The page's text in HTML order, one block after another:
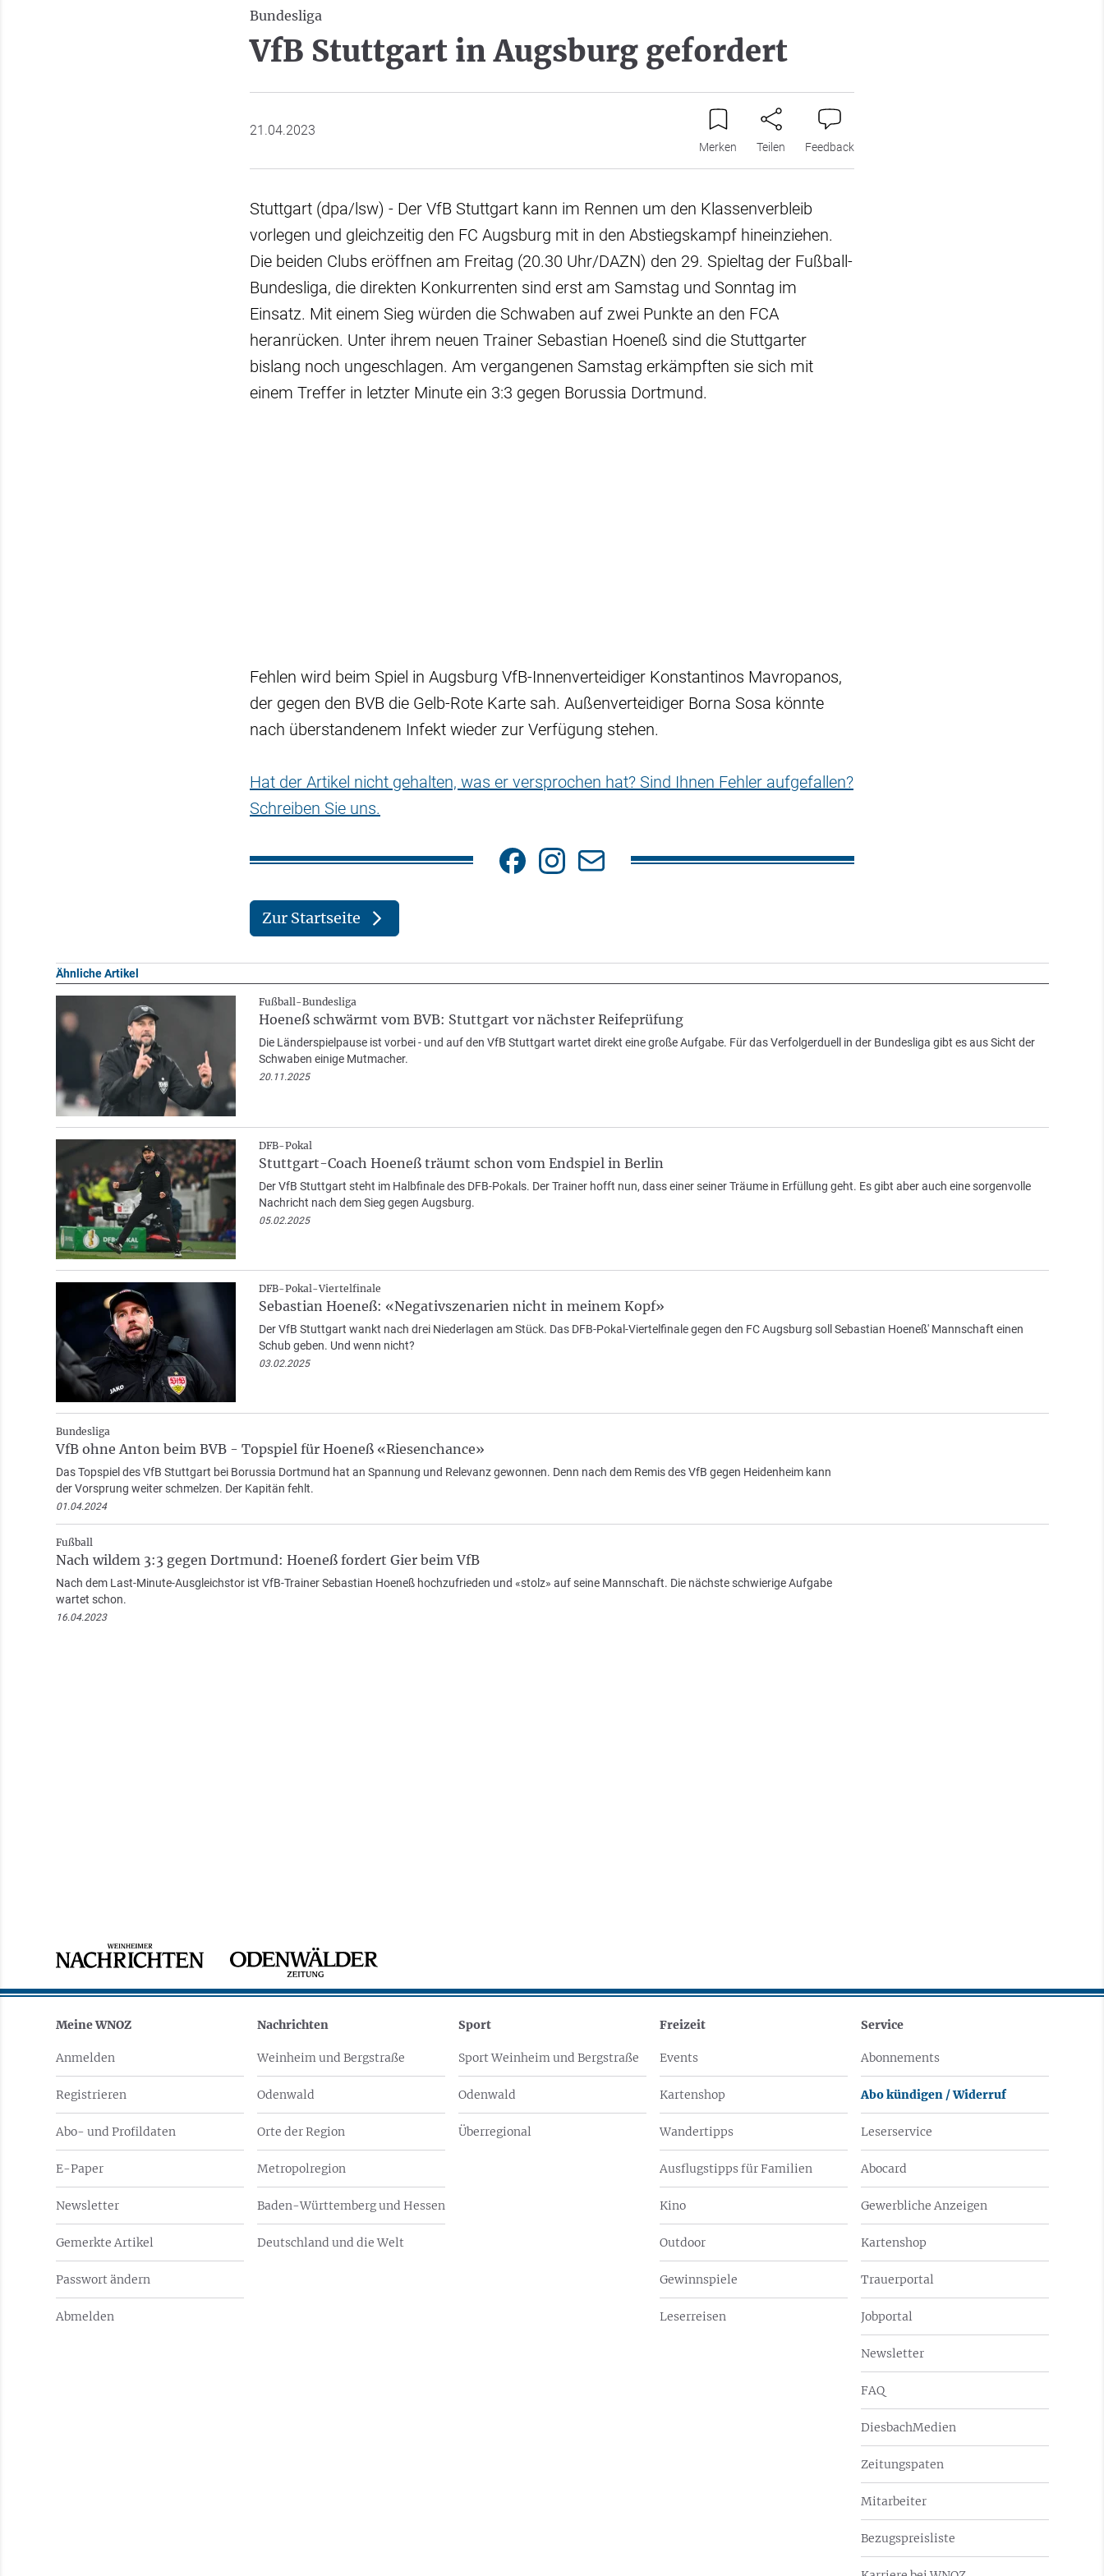
Bundesliga
VfB Stuttgart in Augsburg gefordert
21.04.2023
Merken Teilen Feedback
Stuttgart (dpa/lsw) - Der VfB Stuttgart kann im Rennen um den Klassenverbleib
vorlegen und gleichzeitig den FC Augsburg mit in den Abstiegskampf hineinziehen.
Die beiden Clubs eröffnen am Freitag (20.30 Uhr/DAZN) den 29. Spieltag der Fußball-
Bundesliga, die direkten Konkurrenten sind erst am Samstag und Sonntag im
Einsatz. Mit einem Sieg würden die Schwaben auf zwei Punkte an den FCA
heranrücken. Unter ihrem neuen Trainer Sebastian Hoeneß sind die Stuttgarter
bislang noch ungeschlagen. Am vergangenen Samstag erkämpften sie sich mit
einem Treffer in letzter Minute ein 3:3 gegen Borussia Dortmund.
Fehlen wird beim Spiel in Augsburg VfB-Innenverteidiger Konstantinos Mavropanos,
der gegen den BVB die Gelb-Rote Karte sah. Außenverteidiger Borna Sosa könnte
nach überstandenem Infekt wieder zur Verfügung stehen.
Hat der Artikel nicht gehalten, was er versprochen hat? Sind Ihnen Fehler aufgefallen?
Schreiben Sie uns.
Zur Startseite
Ähnliche Artikel
Fußball-Bundesliga
Hoeneß schwärmt vom BVB: Stuttgart vor nächster Reifeprüfung
Die Länderspielpause ist vorbei - und auf den VfB Stuttgart wartet direkt eine große Aufgabe. Für das Verfolgerduell in der Bundesliga gibt es aus Sicht der
Schwaben einige Mutmacher.
20.11.2025
DFB-Pokal
Stuttgart-Coach Hoeneß träumt schon vom Endspiel in Berlin
Der VfB Stuttgart steht im Halbfinale des DFB-Pokals. Der Trainer hofft nun, dass einer seiner Träume in Erfüllung geht. Es gibt aber auch eine sorgenvolle
Nachricht nach dem Sieg gegen Augsburg.
05.02.2025
DFB-Pokal-Viertelfinale
Sebastian Hoeneß: «Negativszenarien nicht in meinem Kopf»
Der VfB Stuttgart wankt nach drei Niederlagen am Stück. Das DFB-Pokal-Viertelfinale gegen den FC Augsburg soll Sebastian Hoeneß' Mannschaft einen
Schub geben. Und wenn nicht?
03.02.2025
Bundesliga
VfB ohne Anton beim BVB - Topspiel für Hoeneß «Riesenchance»
Das Topspiel des VfB Stuttgart bei Borussia Dortmund hat an Spannung und Relevanz gewonnen. Denn nach dem Remis des VfB gegen Heidenheim kann
der Vorsprung weiter schmelzen. Der Kapitän fehlt.
01.04.2024
Fußball
Nach wildem 3:3 gegen Dortmund: Hoeneß fordert Gier beim VfB
Nach dem Last-Minute-Ausgleichstor ist VfB-Trainer Sebastian Hoeneß hochzufrieden und «stolz» auf seine Mannschaft. Die nächste schwierige Aufgabe
wartet schon.
16.04.2023
Meine WNOZ
Anmelden
Registrieren
Abo- und Profildaten
E-Paper
Newsletter
Gemerkte Artikel
Passwort ändern
Abmelden
Nachrichten
Weinheim und Bergstraße
Odenwald
Orte der Region
Metropolregion
Baden-Württemberg und Hessen
Deutschland und die Welt
Sport
Sport Weinheim und Bergstraße
Odenwald
Überregional
Freizeit
Events
Kartenshop
Wandertipps
Ausflugstipps für Familien
Kino
Outdoor
Gewinnspiele
Leserreisen
Service
Abonnements
Abo kündigen / Widerruf
Leserservice
Abocard
Gewerbliche Anzeigen
Kartenshop
Trauerportal
Jobportal
Newsletter
FAQ
DiesbachMedien
Zeitungspaten
Mitarbeiter
Bezugspreisliste